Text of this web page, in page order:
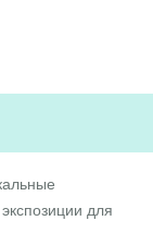
для